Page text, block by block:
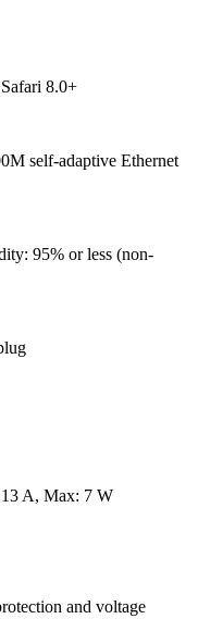
8.0+
self-adaptive Ethernet
95% or less (non-
A, Max: 7 W
and voltage